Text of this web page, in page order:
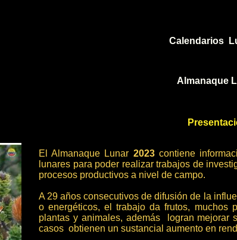
Almanaque
Calendarios
El Almanaque Lunar 2023contiene
lunares para poder realizar trabajos de
procesos productivos a nivel de campo.
A 29 años consecutivos de difusión de la
o energéticos, el trabajo da frutos, muchos
plantas y animales, además logran mejorar
casos obtienen un sustancial aumento en